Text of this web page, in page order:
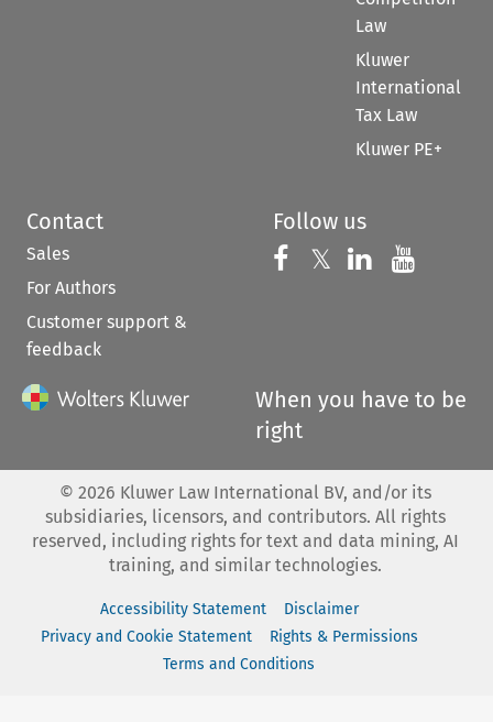
Law
Kluwer
International
Tax Law
Kluwer PE+
Contact
Sales
For Authors
Customer support &
feedback
Follow us
Follow us on
𝕏 Follow us on
Follow us
When you have to be
right
© 2026 Kluwer Law International BV, and/or its
subsidiaries, licensors, and contributors. All rights
reserved, including rights for text and data mining, AI
training, and similar technologies.
Accessibility Statement
Disclaimer
Privacy and Cookie Statement
Rights & Permissions
Terms and Conditions